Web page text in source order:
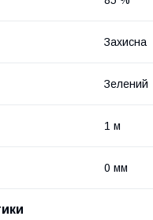
Захисна
Зелений
1 м
0 мм